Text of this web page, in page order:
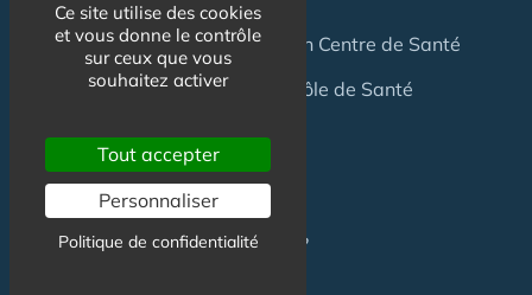
Céder une Maisonde Santé
ou un Centre de Santé
pour création Maison / Pôle de Santé
FAQ
C'est quoi une Maison de Santé ?
Ce site utilise des cookies
et vous donne le contrôle
sur ceux que vous
souhaitez activer
Tout accepter
Personnaliser
Politique de confidentialité